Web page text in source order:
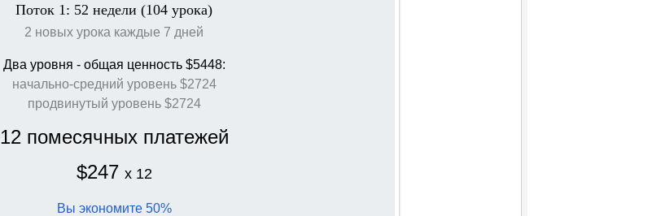
Поток 1: 52 недели (104 урока)
2 новых урока каждые 7 дней
Два уровня - общая ценность $5448:
начально-средний уровень $2724
продвинутый уровень $2724
12 помесячных платежей
$247 x 12
Вы экономите 50%